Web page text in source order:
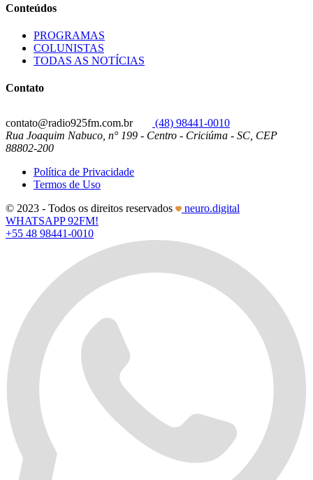
Conteúdos
PROGRAMAS
COLUNISTAS
TODAS AS NOTÍCIAS
Contato
contato@radio925fm.com.br
(48) 98441-0010
Rua Joaquim Nabuco, n° 199 - Centro - Criciúma - SC, CEP
88802-200
Política de Privacidade
Termos de Uso
© 2023 - Todos os direitos reservados
neuro.digital
WHATSAPP 92FM!
+55 48 98441-0010